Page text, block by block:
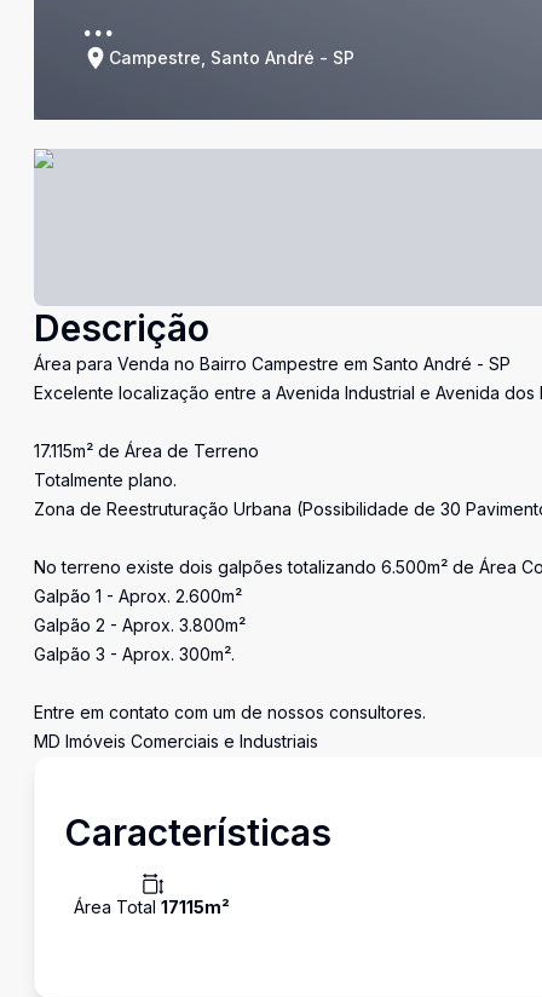
...
Campestre, Santo André - SP
Descrição
Área para Venda no Bairro Campestre em Santo André - SP
Excelente localização entre a Avenida Industrial e Avenida dos
17.115m² de Área de Terreno
Totalmente plano.
Zona de Reestruturação Urbana (Possibilidade de 30
No terreno existe dois galpões totalizando 6.500m² de Área
Galpão 1 - Aprox. 2.600m²
Galpão 2 - Aprox. 3.800m²
Galpão 3 - Aprox. 300m².
Entre em contato com um de nossos consultores.
MD Imóveis Comerciais e Industriais
Características
Área Total 17115m²